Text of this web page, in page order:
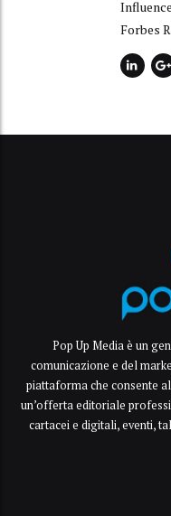
Forbes
Pop Up Media è un
comunicazione e del
piattaforma che consente
un’offerta editoriale
cartacei e digitali, eventi,